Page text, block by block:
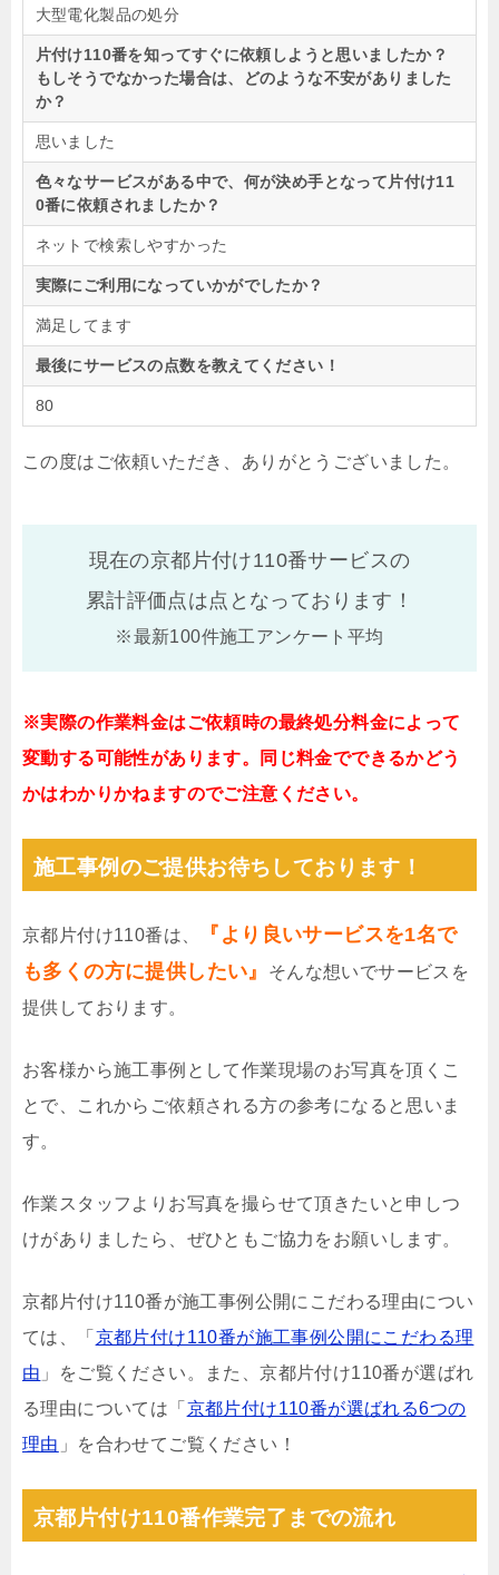
大型電化製品の処分
片付け110番を知ってすぐに依頼しようと思いましたか？
もしそうでなかった場合は、どのような不安がありました
か？
思いました
色々なサービスがある中で、何が決め手となって片付け11
0番に依頼されましたか？
ネットで検索しやすかった
実際にご利用になっていかがでしたか？
満足してます
最後にサービスの点数を教えてください！
80
この度はご依頼いただき、ありがとうございました。
現在の京都片付け110番サービスの
累計評価点は点となっております！
※最新100件施工アンケート平均
※実際の作業料金はご依頼時の最終処分料金によって
変動する可能性があります。同じ料金でできるかどう
かはわかりかねますのでご注意ください。
施工事例のご提供お待ちしております！
京都片付け110番は、
『より良いサービスを1名で
も多くの方に提供したい』
そんな想いでサービスを
提供しております。
お客様から施工事例として作業現場のお写真を頂くこ
とで、これからご依頼される方の参考になると思いま
す。
作業スタッフよりお写真を撮らせて頂きたいと申しつ
けがありましたら、ぜひともご協力をお願いします。
京都片付け110番が施工事例公開にこだわる理由につい
ては、「 京都片付け110番が施工事例公開にこだわる理
由 」をご覧ください。また、京都片付け110番が選ばれ
る理由については「 京都片付け110番が選ばれる6つの
理由 」を合わせてご覧ください！
京都片付け110番作業完了までの流れ